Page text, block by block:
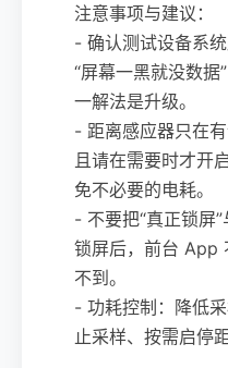
注意事项与建议：
- 确认测试设备系
“屏幕一黑就没数
一解法是升级。
- 距离感应器只在
且请在需要时才开
免不必要的电耗。
- 不要把“真正锁屏
锁屏后，前台 App
不到。
- 功耗控制：降低
止采样、按需启停